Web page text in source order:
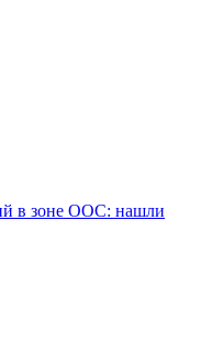
в зоне ООС: нашли